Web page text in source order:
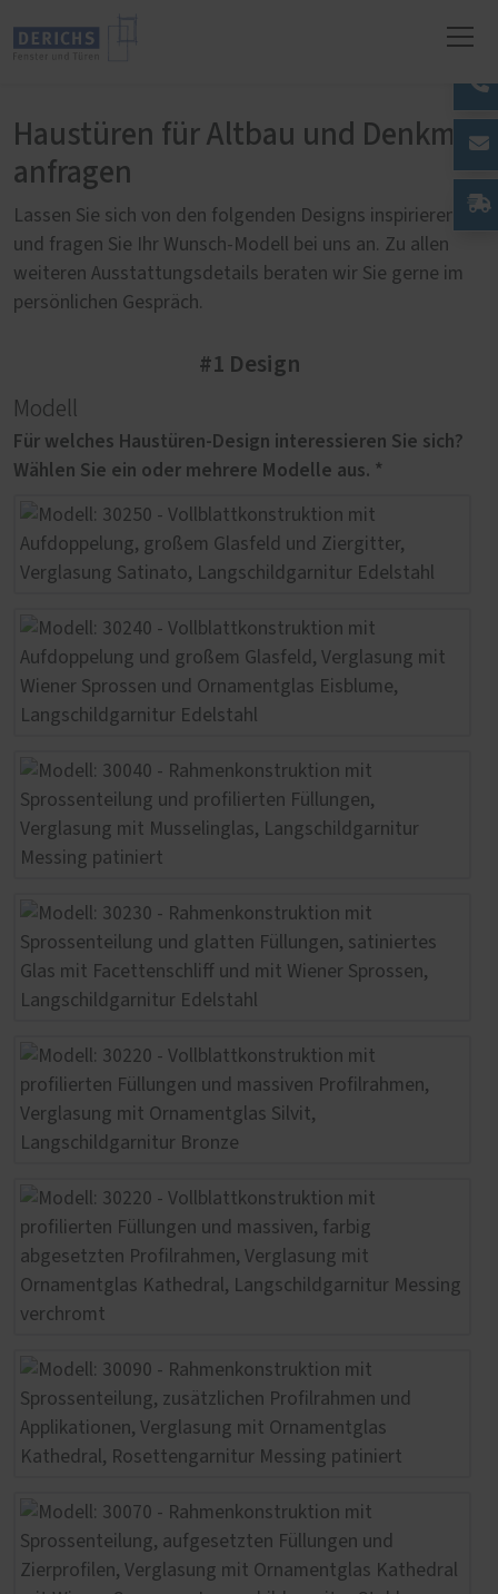
Haustüren für Altbau und Denkmal
anfragen
Lassen Sie sich von den folgenden Designs inspirieren
und fragen Sie Ihr Wunsch-Modell bei uns an. Zu allen
weiteren Ausstattungsdetails beraten wir Sie gerne im
persönlichen Gespräch.
#1 Design
Modell
Für welches Haustüren-Design interessieren Sie sich?
Wählen Sie ein oder mehrere Modelle aus. *